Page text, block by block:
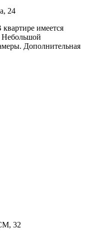
24
имеется
Небольшой
Дополнительная
32